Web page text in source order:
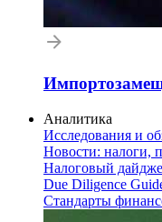
Аналитика
Исследования и
Новости: налоги,
Налоговый
Due Diligence
Стандарты